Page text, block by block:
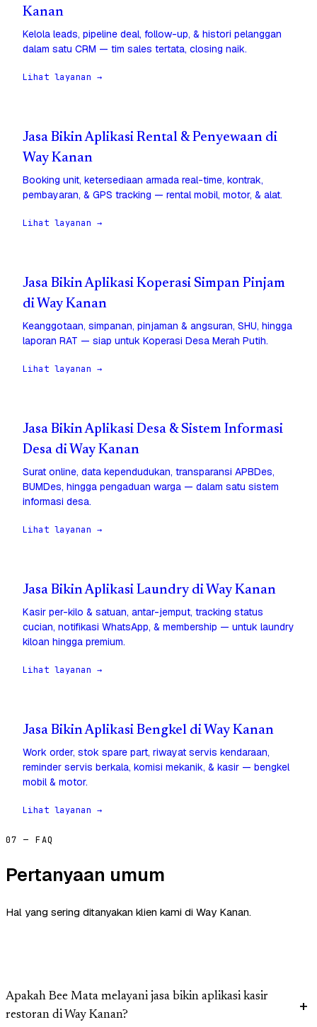
Kanan
Kelola leads, pipeline deal, follow-up, & histori pelanggan
dalam satu CRM — tim sales tertata, closing naik.
Lihat layanan →
Jasa Bikin Aplikasi Rental & Penyewaan di
Way Kanan
Booking unit, ketersediaan armada real-time, kontrak,
pembayaran, & GPS tracking — rental mobil, motor, & alat.
Lihat layanan →
Jasa Bikin Aplikasi Koperasi Simpan Pinjam
di Way Kanan
Keanggotaan, simpanan, pinjaman & angsuran, SHU, hingga
laporan RAT — siap untuk Koperasi Desa Merah Putih.
Lihat layanan →
Jasa Bikin Aplikasi Desa & Sistem Informasi
Desa di Way Kanan
Surat online, data kependudukan, transparansi APBDes,
BUMDes, hingga pengaduan warga — dalam satu sistem
informasi desa.
Lihat layanan →
Jasa Bikin Aplikasi Laundry di Way Kanan
Kasir per-kilo & satuan, antar-jemput, tracking status
cucian, notifikasi WhatsApp, & membership — untuk laundry
kiloan hingga premium.
Lihat layanan →
Jasa Bikin Aplikasi Bengkel di Way Kanan
Work order, stok spare part, riwayat servis kendaraan,
reminder servis berkala, komisi mekanik, & kasir — bengkel
mobil & motor.
Lihat layanan →
07 — FAQ
Pertanyaan umum
Hal yang sering ditanyakan klien kami di Way Kanan.
Apakah Bee Mata melayani jasa bikin aplikasi kasir
restoran di Way Kanan?